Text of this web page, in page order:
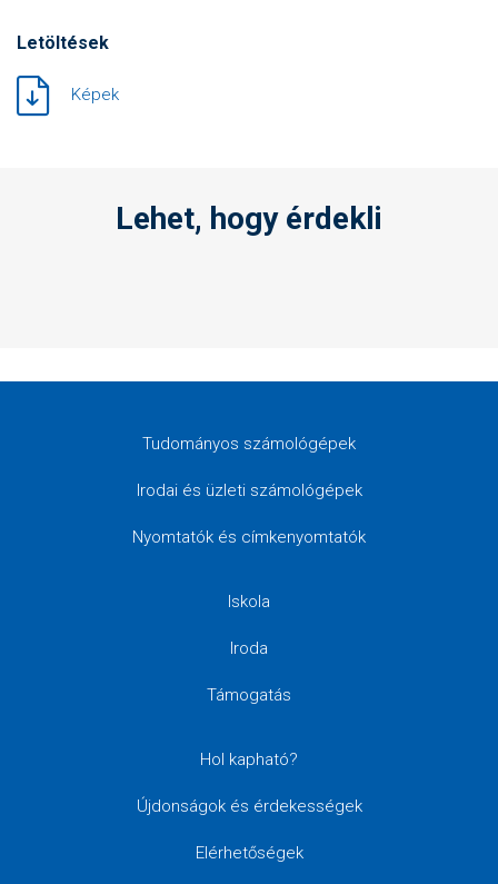
Letöltések
Képek
Lehet, hogy érdekli
Tudományos számológépek
Irodai és üzleti számológépek
Nyomtatók és címkenyomtatók
Iskola
Iroda
Támogatás
Hol kapható?
Újdonságok és érdekességek
Elérhetőségek